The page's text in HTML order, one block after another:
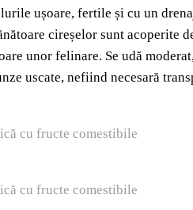
ușoare, fertile și cu un
cireșelor sunt acoperite
unor felinare. Se udă
uscate, nefiind necesară
cu fructe comestibile
cu fructe comestibile